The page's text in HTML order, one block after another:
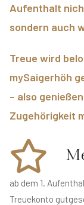
Aufenthalt
sondern auch
Treue wird
mySaigerhöh
– also
Zugehörigkeit
ab dem 1.
Treuekonto